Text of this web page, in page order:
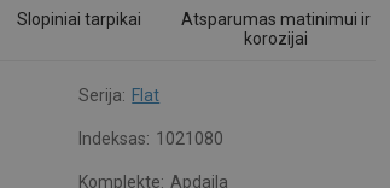
Slopiniai tarpikai
Atsparumas matinimui ir
korozijai
Serija: Flat
Indeksas: 1021080
Komplekte: Apdaila